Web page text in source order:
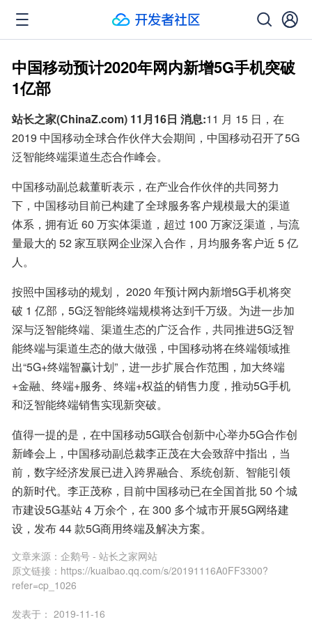
中国移动预计2020年网内新增5G手机突破
1亿部
站长之家(ChinaZ.com) 11月16日 消息:11 月 15 日，在
2019 中国移动全球合作伙伴大会期间，中国移动召开了5G
泛智能终端渠道生态合作峰会。
中国移动副总裁董昕表示，在产业合作伙伴的共同努力
下，中国移动目前已构建了全球服务客户规模最大的渠道
体系，拥有近 60 万实体渠道，超过 100 万家泛渠道，与流
量最大的 52 家互联网企业深入合作，月均服务客户近 5 亿
人。
按照中国移动的规划， 2020 年预计网内新增5G手机将突
破 1 亿部，5G泛智能终端规模将达到千万级。为进一步加
深与泛智能终端、渠道生态的广泛合作，共同推进5G泛智
能终端与渠道生态的做大做强，中国移动将在终端领域推
出“5G+终端智赢计划”，进一步扩展合作范围，加大终端
+金融、终端+服务、终端+权益的销售力度，推动5G手机
和泛智能终端销售实现新突破。
值得一提的是，在中国移动5G联合创新中心举办5G合作创
新峰会上，中国移动副总裁李正茂在大会致辞中指出，当
前，数字经济发展已进入跨界融合、系统创新、智能引领
的新时代。李正茂称，目前中国移动已在全国首批 50 个城
市建设5G基站 4 万余个，在 300 多个城市开展5G网络建
设，发布 44 款5G商用终端及解决方案。
文章来源： 企鹅号 - 站长之家网站
原文链接： https://kuaibao.qq.com/s/20191116A0FF3300?
refer=cp_1026
发表于： 2019-11-16